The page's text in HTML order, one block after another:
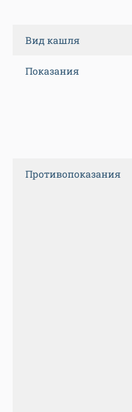
Вид кашля
Показания
Противопоказания